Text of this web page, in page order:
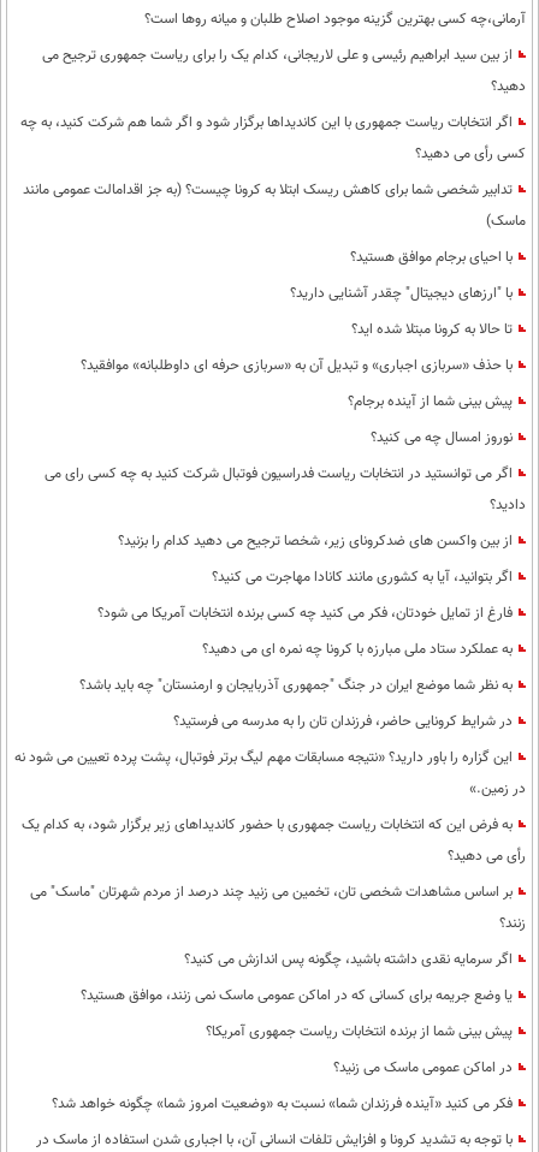
آرمانی،چه کسی بهترین گزینه موجود اصلاح طلبان و میانه روها است؟
از بین سید ابراهیم رئیسی و علی لاریجانی، کدام یک را برای ریاست جمهوری ترجیح می
دهید؟
اگر انتخابات ریاست جمهوری با این کاندیداها برگزار شود و اگر شما هم شرکت کنید، به چه
کسی رأی می دهید؟
تدابیر شخصی شما برای کاهش ریسک ابتلا به کرونا چیست؟ (به جز اقدامالت عمومی مانند
ماسک)
با احیای برجام موافق هستید؟
با "ارزهای دیجیتال" چقدر آشنایی دارید؟
تا حالا به کرونا مبتلا شده اید؟
با حذف «سربازی اجباری» و تبدیل آن به «سربازی حرفه ای داوطلبانه» موافقید؟
پیش بینی شما از آینده برجام؟
نوروز امسال چه می کنید؟
اگر می توانستید در انتخابات ریاست فدراسیون فوتبال شرکت کنید به چه کسی رای می
دادید؟
از بین واکسن های ضدکرونای زیر، شخصا ترجیح می دهید کدام را بزنید؟
اگر بتوانید، آیا به کشوری مانند کانادا مهاجرت می کنید؟
فارغ از تمایل خودتان، فکر می کنید چه کسی برنده انتخابات آمریکا می شود؟
به عملکرد ستاد ملی مبارزه با کرونا چه نمره ای می دهید؟
به نظر شما موضع ایران در جنگ "جمهوری آذربایجان و ارمنستان" چه باید باشد؟
در شرایط کرونایی حاضر، فرزندان تان را به مدرسه می فرستید؟
این گزاره را باور دارید؟ «نتیجه مسابقات مهم لیگ برتر فوتبال، پشت پرده تعیین می شود نه
در زمین.»
به فرض این که انتخابات ریاست جمهوری با حضور کاندیداهای زیر برگزار شود، به کدام یک
رأی می دهید؟
بر اساس مشاهدات شخصی تان، تخمین می زنید چند درصد از مردم شهرتان "ماسک" می
زنند؟
اگر سرمایه نقدی داشته باشید، چگونه پس اندازش می کنید؟
یا وضع جریمه برای کسانی که در اماکن عمومی ماسک نمی زنند، موافق هستید؟
پیش بینی شما از برنده انتخابات ریاست جمهوری آمریکا؟
در اماکن عمومی ماسک می زنید؟
فکر می کنید «آینده فرزندان شما» نسبت به «وضعیت امروز شما» چگونه خواهد شد؟
با توجه به تشدید کرونا و افزایش تلفات انسانی آن، با اجباری شدن استفاده از ماسک در